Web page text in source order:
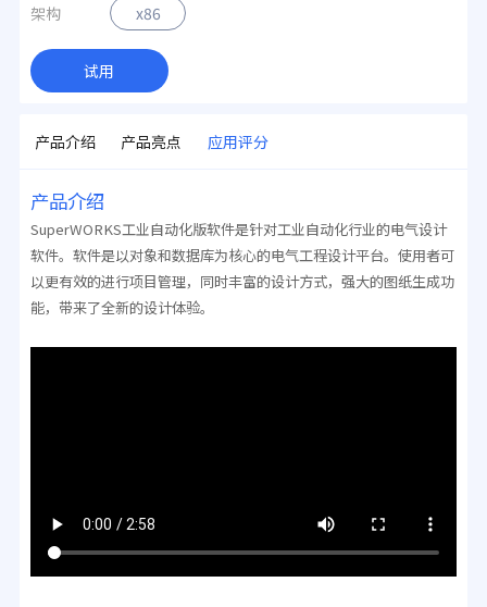
架构
x86
试用
产品介绍 产品亮点 应用评分
产品介绍
SuperWORKS工业自动化版软件是针对工业自动化行业的电气设计
软件。软件是以对象和数据库为核心的电气工程设计平台。 使用者可
以更有效的进行项目管理，同时丰富的设计方式，强大的图纸生成功
能，带来了全新的设计体验。